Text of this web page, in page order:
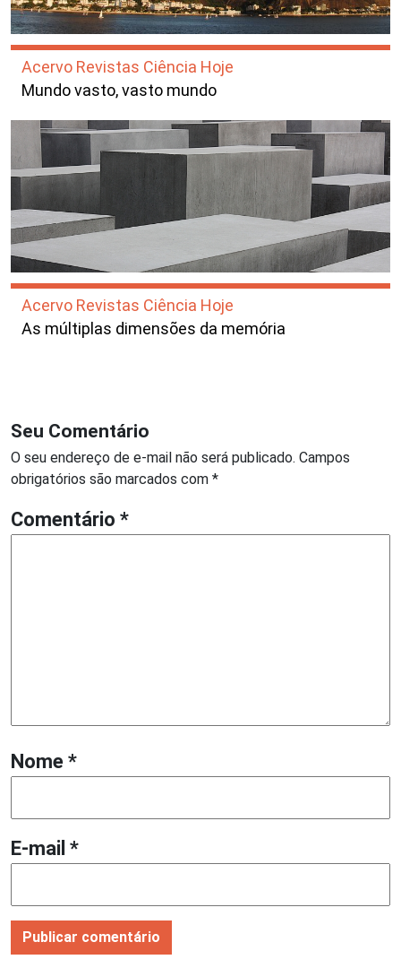
Acervo Revistas Ciência Hoje
Mundo vasto, vasto mundo
Acervo Revistas Ciência Hoje
As múltiplas dimensões da memória
Seu Comentário
O seu endereço de e-mail não será publicado. Campos
obrigatórios são marcados com *
Comentário *
Nome *
E-mail *